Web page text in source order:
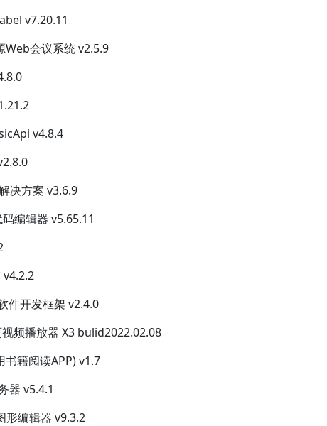
v7.20.11
会议系统 v2.5.9
v4.8.4
决方案 v3.6.9
编辑器 v5.65.11
件开发框架 v2.4.0
频播放器 X3 bulid2022.02.08
籍阅读APP) v1.7
器 v5.4.1
形编辑器 v9.3.2